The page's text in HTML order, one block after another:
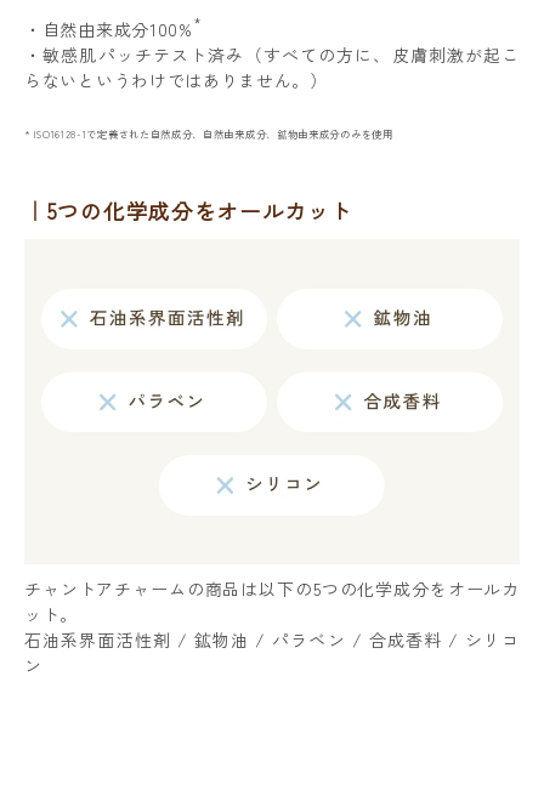
・自然由来成分100%*
・敏感肌パッチテスト済み（すべての方に、皮膚刺激が起こ
らないというわけではありません。）
* ISO16128-1で定義された自然成分、自然由来成分、鉱物由来成分のみを使用
5つの化学成分をオールカット
チャントアチャームの商品は以下の5つの化学成分をオールカ
ット。
石油系界面活性剤 / 鉱物油 / パラベン / 合成香料 / シリコ
ン